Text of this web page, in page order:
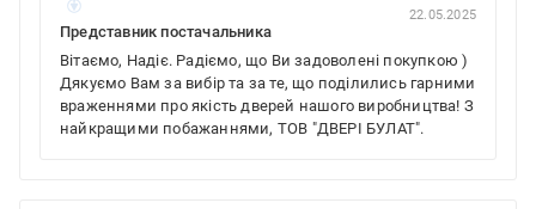
Представник постачальника
22.05.2025
Вітаємо, Надіє. Радіємо, що Ви задоволені покупкою )
Дякуємо Вам за вибір та за те, що поділились гарними
враженнями про якість дверей нашого виробництва! З
найкращими побажаннями, ТОВ "ДВЕРІ БУЛАТ".